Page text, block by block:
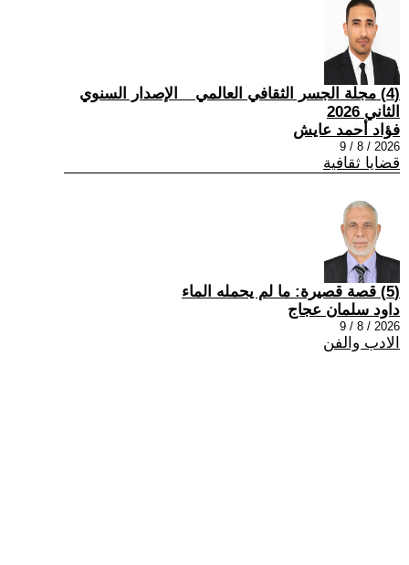
(4) مجلة الجسر الثقافي العالمي _ الإصدار السنوي
الثاني 2026
فؤاد أحمد عايش
2026 / 8 / 9
قضايا ثقافية
(5) قصة قصيرة: ما لم يحمله الماء
داود سلمان عجاج
2026 / 8 / 9
الادب والفن